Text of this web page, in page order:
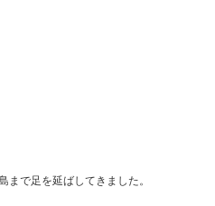
まで足を延ばしてきました。